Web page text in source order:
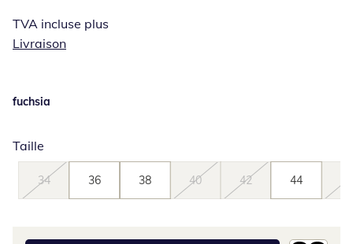
TVA incluse plus
Livraison
fuchsia
Taille
34 36 38 40 42 44